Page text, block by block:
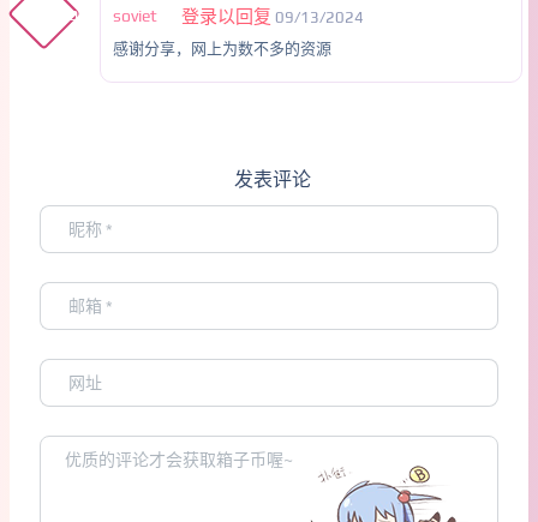
登录以回复
soviet
09/13/2024
感谢分享，网上为数不多的资源
发表评论